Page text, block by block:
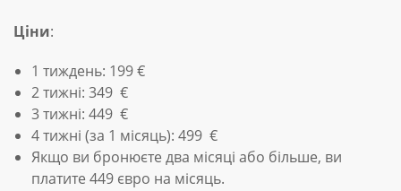
Ціни:
1 тиждень: 199 €
2 тижні: 349 €
3 тижні: 449 €
4 тижні (за 1 місяць): 499 €
Якщо ви бронюєте два місяці або більше, ви
платите 449 євро на місяць.